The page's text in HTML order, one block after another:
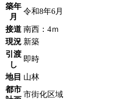
築年
月
令和8年6月
接道 南西：4ｍ
現況 新築
引渡
し
即時
地目 山林
都市
市街化区域